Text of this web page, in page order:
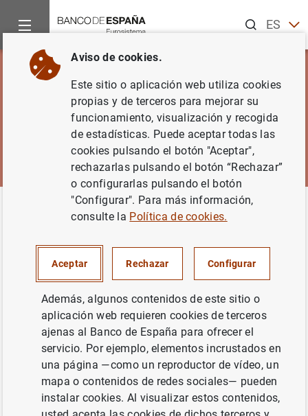
ESEN
Noticias y eventos El Blog del Banco de España
El blog del Banco de España pretende acercar a la
sociedad el trabajo de nuestra institución a través de un
formato y un lenguaje más accesibles. El contenido del
blog está enfocado en la divulgación, tanto de nuestros
análisis sobre temas económicos y financieros de interés
para la ciudadanía como de las funciones y actuaciones
del Banco de España.
Aviso de cookies.
Este sitio o aplicación web utiliza cookies
propias y de terceros para mejorar su
funcionamiento, visualización y recogida
de estadísticas. Puede aceptar todas las
cookies pulsando el botón "Aceptar",
rechazarlas pulsando el botón “Rechazar”
o configurarlas pulsando el botón
"Configurar". Para más información,
consulte la Política de cookies.
Aceptar Rechazar Configurar
Además, algunos contenidos de este sitio o
aplicación web requieren cookies de terceros
ajenas al Banco de España para ofrecer el
servicio. Por ejemplo, elementos incrustados en
una página —como un reproductor de vídeo, un
mapa o contenidos de redes sociales— pueden
instalar cookies. Al visualizar estos contenidos,